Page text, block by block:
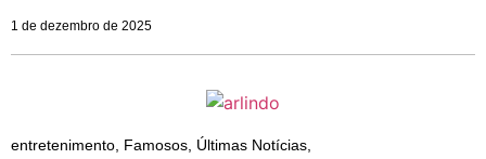
1 de dezembro de 2025
entretenimento Famosos Últimas Notícias